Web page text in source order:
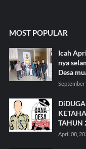
MOST POPULAR
Icah
nya
Desa
September
TAHUN
April 08,